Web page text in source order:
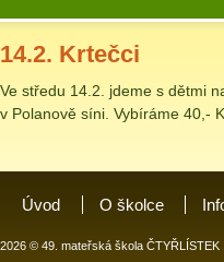
14.2. Krtečci
Ve středu 14.2. jdeme s dětmi
v Polanově síni. Vybíráme 40,-
Úvod O školce
2026 © 49. mateřská škola ČTYŘLÍSTEK